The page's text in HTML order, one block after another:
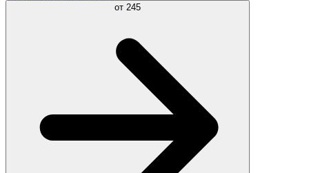
от 245